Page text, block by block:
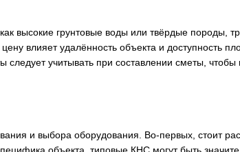
высокие грунтовые воды или твёрдые породы,
влияет удалённость объекта и доступность
учитывать при составлении сметы, чтобы
и выбора оборудования. Во-первых, стоит